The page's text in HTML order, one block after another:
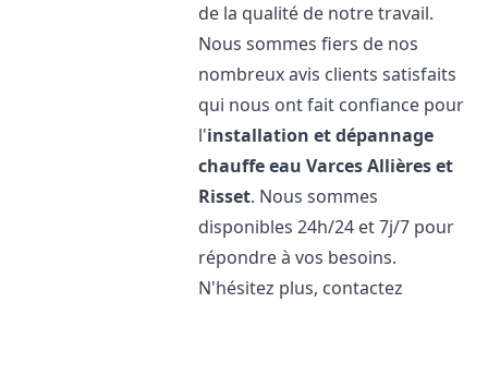
de la qualité de notre travail.
Nous sommes fiers de nos
nombreux avis clients satisfaits
qui nous ont fait confiance pour
l'installation et dépannage
chauffe eau Varces Allières et
Risset. Nous sommes
disponibles 24h/24 et 7j/7 pour
répondre à vos besoins.
N'hésitez plus, contactez